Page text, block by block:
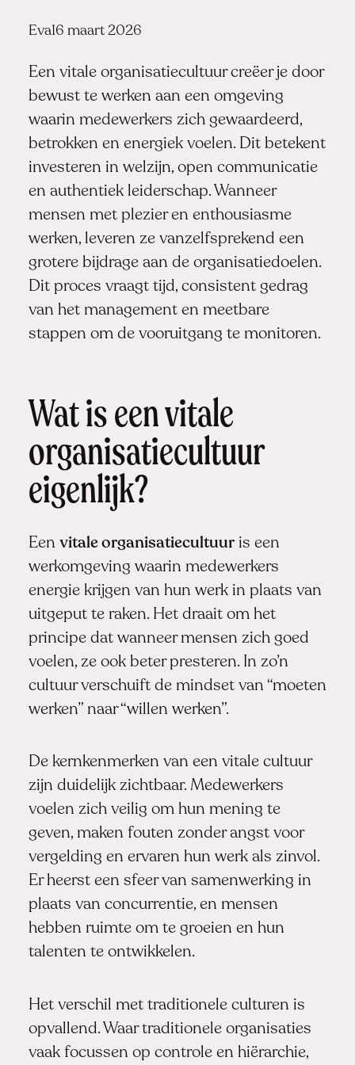
Posted
Eva16 maart 2026
Een vitale organisatiecultuur creëer je door
bewust te werken aan een omgeving
waarin medewerkers zich gewaardeerd,
betrokken en energiek voelen. Dit betekent
investeren in welzijn, open communicatie
en authentiek leiderschap. Wanneer
mensen met plezier en enthousiasme
werken, leveren ze vanzelfsprekend een
grotere bijdrage aan de organisatiedoelen.
Dit proces vraagt tijd, consistent gedrag
van het management en meetbare
stappen om de vooruitgang te monitoren.
Wat is een vitale
organisatiecultuur
eigenlijk?
Een vitale organisatiecultuuris een
werkomgeving waarin medewerkers
energie krijgen van hun werk in plaats van
uitgeput te raken. Het draait om het
principe dat wanneer mensen zich goed
voelen, ze ook beter presteren. In zo’n
cultuur verschuift de mindset van “moeten
werken” naar “willen werken”.
De kernkenmerken van een vitale cultuur
zijn duidelijk zichtbaar. Medewerkers
voelen zich veilig om hun mening te
geven, maken fouten zonder angst voor
vergelding en ervaren hun werk als zinvol.
Er heerst een sfeer van samenwerking in
plaats van concurrentie, en mensen
hebben ruimte om te groeien en hun
talenten te ontwikkelen.
Het verschil met traditionele culturen is
opvallend. Waar traditionele organisaties
vaak focussen op controle en hiërarchie,